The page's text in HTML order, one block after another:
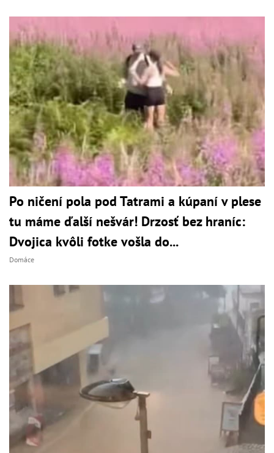
Po ničení pola pod Tatrami a kúpaní v plese
tu máme ďalší nešvár! Drzosť bez hraníc:
Dvojica kvôli fotke vošla do...
Domáce